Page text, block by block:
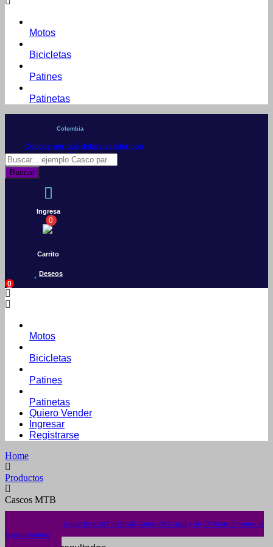
Motos
Bicicletas
Patines
Patinetas
Colombia
Conoce por qué debes vender con
Mercleta
Búsqueda
de
productos
Buscar
Ingresa
0
Carrito
Deseos
0
Motos
Bicicletas
Patines
Patinetas
Quiero Vender
Ingresar
Registrarse
Home
Productos
Cascos MTB
¿No encuentras lo que buscas? solicítalo dando click aquí y en 24 horas o menos te
lo encontramos.